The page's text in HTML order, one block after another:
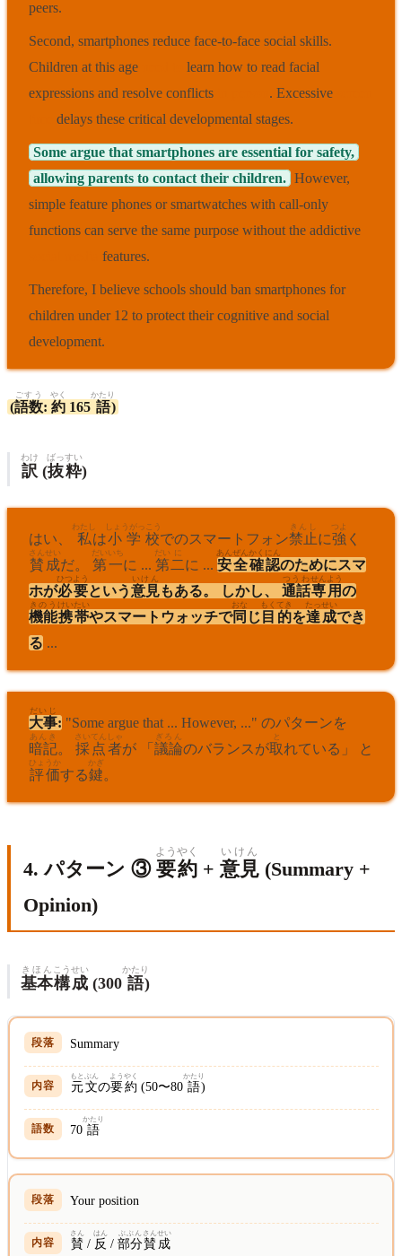
peers.
Second, smartphones reduce face-to-face social skills.
Children at this age
learn how to read facial
expressions and resolve conflicts
. Excessive
delays these critical developmental stages.
Some argue that smartphones are essential for safety,
allowing parents to contact their children. However,
simple feature phones or smartwatches with call-only
functions can serve the same purpose without the addictive
features.
Therefore, I believe schools should ban smartphones for
children under 12 to protect their cognitive and social
development.
(語数
ごすう
: 約
やく
165 語
かたり
)
訳
わけ
(抜粋
ばっすい
)
はい、 私
わたし
は小学校
しょうがっこう
でのスマートフォン禁止
きんし
に強
つよ
く
賛成
さんせい
だ。 第
だい
一
いち
に ... 第
だい
二
に
に ... 安全
あんぜん
確認
かくにん
のためにスマ
ホが必要
ひつよう
という意見
いけん
もある。 しかし、 通話
つうわ
専用
せんよう
の
機能
きのう
携帯
けいたい
やスマートウォッチで同
おな
じ 目的
もくてき
を達成
たっせい
でき
る ...
大事
だいじ
: "Some argue that ... However, ..." のパターンを
暗記
あんき
。 採点
さいてん
者
しゃ
が 「 議論
ぎろん
のバランスが取
と
れている」 と
評価
ひょうか
する鍵
かぎ
。
4. パターン ③ 要約
ようやく
+ 意見
いけん
(Summary +
Opinion)
基本
きほん
構成
こうせい
(300 語
かたり
)
Summary
元
もと
文
ぶん
の要約
ようやく
(50〜80 語
かたり
)
70 語
かたり
Your position
賛
さん
/ 反
はん
/部分
ぶぶん
賛成
さんせい